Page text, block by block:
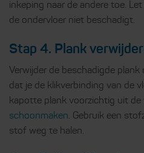
inkeping naar de andere toe.
de ondervloer niet beschadigt.
Stap 4. Plank
Verwijder de beschadigde
dat je de klikverbinding van de
kapotte plank voorzichtig uit de
schoonmaken. Gebruik een
stof weg te halen.